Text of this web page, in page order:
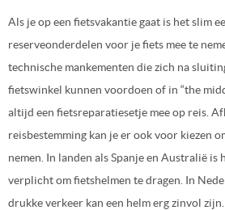
Als je op een fietsvakantie gaat is het slim
reserveonderdelen voor je fiets mee te
technische mankementen die zich na
fietswinkel kunnen voordoen of in “the
altijd een fietsreparatiesetje mee op reis.
reisbestemming kan je er ook voor kiezen
nemen. In landen als Spanje en Australië
verplicht om fietshelmen te dragen. In
drukke verkeer kan een helm erg zinvol